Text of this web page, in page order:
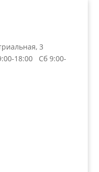
3
18:00 Сб 9:00-